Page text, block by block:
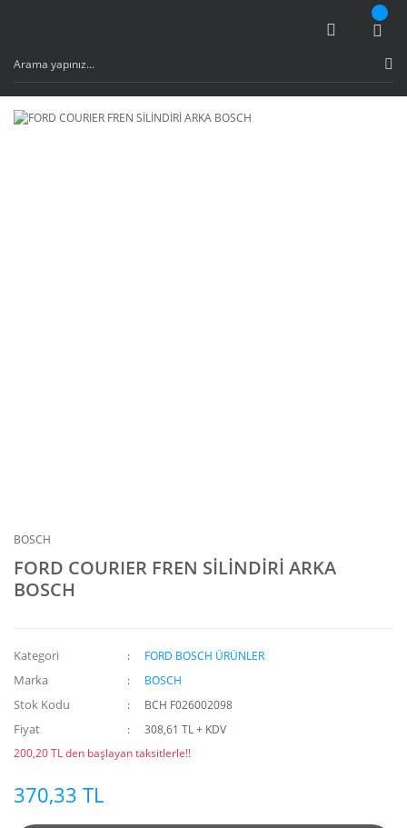
BOSCH
FORD COURIER FREN SİLİNDİRİ ARKA
BOSCH
Kategori FORD BOSCH ÜRÜNLER
Marka BOSCH
Stok Kodu BCH F026002098
Fiyat
308,61 TL + KDV
200,20 TL den başlayan taksitlerle!!
370,33 TL